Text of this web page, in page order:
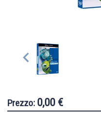
Prezzo: 0,00 €